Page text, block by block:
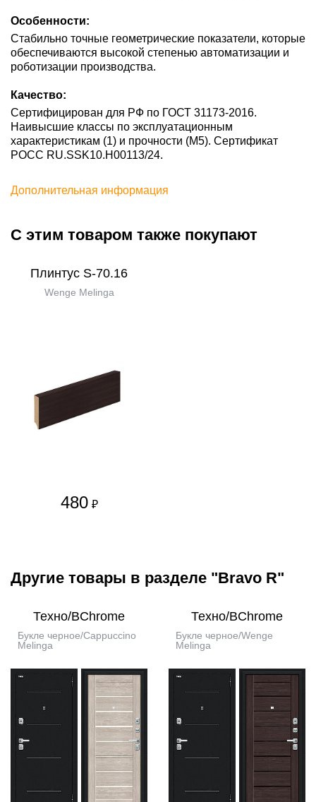
Особенности:
Стабильно точные геометрические показатели, которые
обеспечиваются высокой степенью автоматизации и
роботизации производства.
Качество:
Сертифицирован для РФ по ГОСТ 31173-2016.
Наивысшие классы по эксплуатационным
характеристикам (1) и прочности (М5). Сертификат
POCC RU.SSK10.H00113/24.
Дополнительная информация
С этим товаром также покупают
Плинтус S-70.16
Wenge Melinga
480 ₽
Другие товары в разделе "Bravo R"
Техно/BChrome
Букле черное/Cappuccino
Melinga
Техно/BChrome
Букле черное/Wenge
Melinga